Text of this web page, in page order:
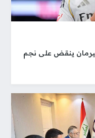
ينقض على نجم